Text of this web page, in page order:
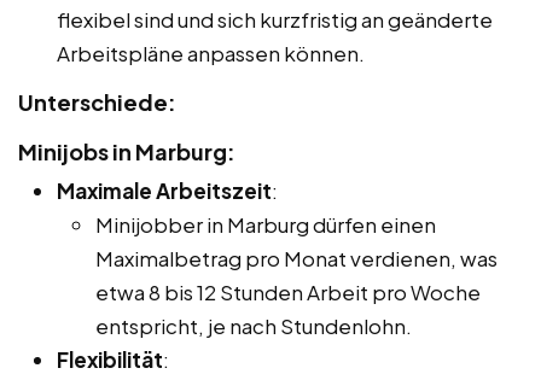
flexibel sind und sich kurzfristig an geänderte
Arbeitspläne anpassen können.
Unterschiede:
Minijobs in Marburg:
Maximale Arbeitszeit:
Minijobber in Marburg dürfen einen
Maximalbetrag pro Monat verdienen, was
etwa 8 bis 12 Stunden Arbeit pro Woche
entspricht, je nach Stundenlohn.
Flexibilität: